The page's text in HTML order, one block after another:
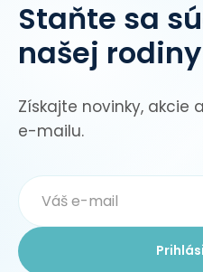
Staňte sa
našej
Získajte novinky, akcie
e-mailu.